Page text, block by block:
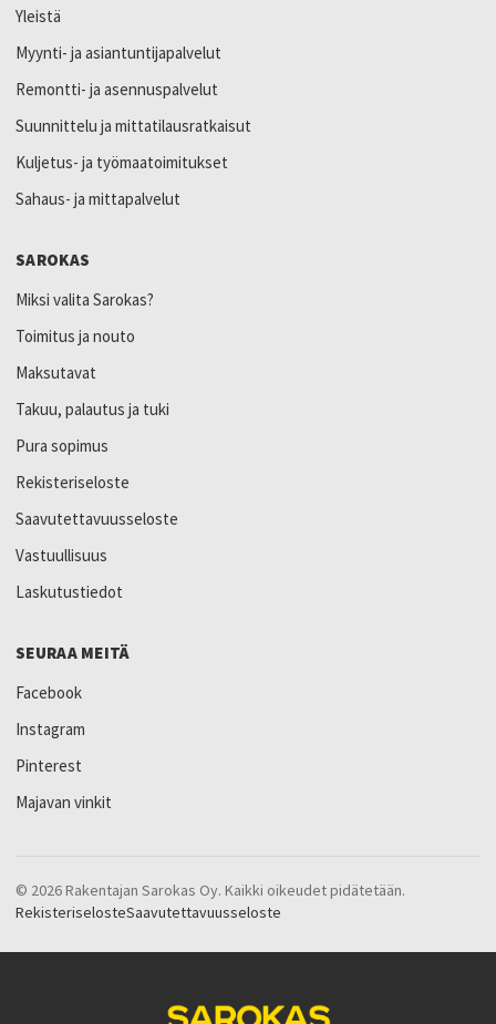
Yleistä
Myynti- ja asiantuntijapalvelut
Remontti- ja asennuspalvelut
Suunnittelu ja mittatilausratkaisut
Kuljetus- ja työmaatoimitukset
Sahaus- ja mittapalvelut
SAROKAS
Miksi valita Sarokas?
Toimitus ja nouto
Maksutavat
Takuu, palautus ja tuki
Pura sopimus
Rekisteriseloste
Saavutettavuusseloste
Vastuullisuus
Laskutustiedot
SEURAA MEITÄ
Facebook
Instagram
Pinterest
Majavan vinkit
© 2026 Rakentajan Sarokas Oy. Kaikki oikeudet pidätetään.
RekisteriselosteSaavutettavuusseloste